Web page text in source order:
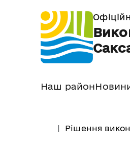
Наш район
Рішення